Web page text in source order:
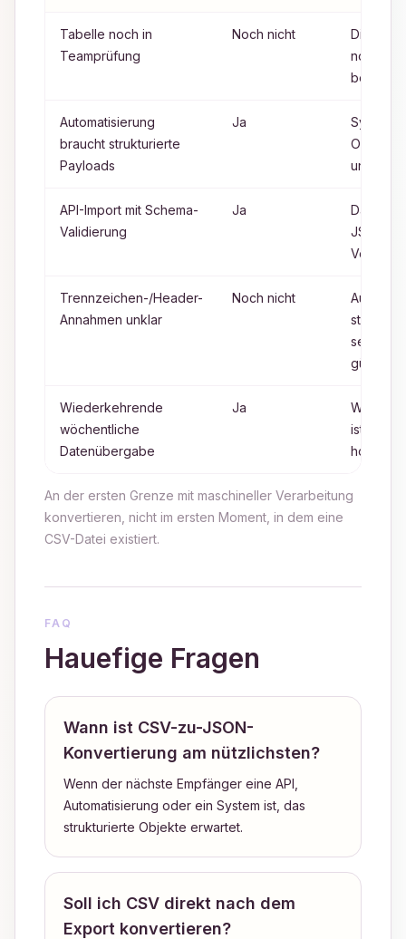
Tabelle noch in
Teamprüfung
Noch nicht
Die
noch
Automatisierung
braucht strukturierte
Payloads
Ja
und
API-Import mit Schema-
Validierung
Ja
Das Ziel
JSON-
Trennzeichen-/Header-
Annahmen unklar
Noch nicht
sein,
gültiges
Wiederkehrende
wöchentliche
Datenübergabe
Ja
ist
hoc-
An der ersten Grenze mit maschineller Verarbeitung
konvertieren, nicht im ersten Moment, in dem eine
CSV-Datei existiert.
FAQ
Hauefige Fragen
Wann ist CSV-zu-JSON-
Konvertierung am nützlichsten?
Wenn der nächste Empfänger eine API,
Automatisierung oder ein System ist, das
strukturierte Objekte erwartet.
Soll ich CSV direkt nach dem
Export konvertieren?